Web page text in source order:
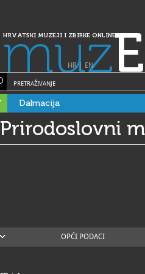
HRVATSKI MUZEJI I ZBIRKE ONLINE
muz
HR| EN
PRETRAŽIVANJE
Dalmacija
Prirodoslovni
OPĆI PODACI